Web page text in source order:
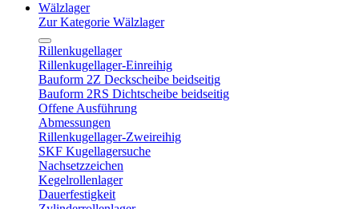
Wälzlager
Zur Kategorie Wälzlager
Rillenkugellager
Rillenkugellager-Einreihig
Bauform 2Z Deckscheibe beidseitig
Bauform 2RS Dichtscheibe beidseitig
Offene Ausführung
Abmessungen
Rillenkugellager-Zweireihig
SKF Kugellagersuche
Nachsetzzeichen
Kegelrollenlager
Dauerfestigkeit